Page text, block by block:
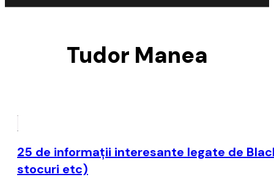
Tudor Manea
25 de informații interesante legate de
stocuri etc)